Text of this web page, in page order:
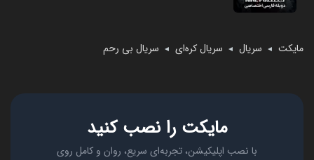
مایکت ◄ سریال ◄ سریال کره‌ای ◄ سریال بی رحم
مایکت را نصب کنید
با نصب اپلیکیشن، تجربه‌ای سریع، روان و کامل روی